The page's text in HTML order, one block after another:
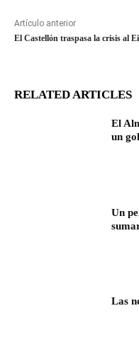
Artículo anterior
El Castellón traspasa la crisis al
RELATED ARTICLES
El
un
Un
Las